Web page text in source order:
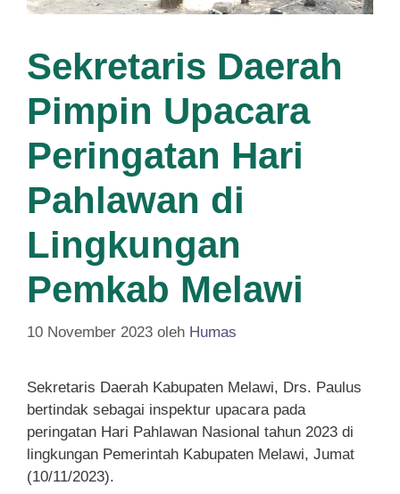
Sekretaris Daerah
Pimpin Upacara
Peringatan Hari
Pahlawan di
Lingkungan
Pemkab Melawi
10 November 2023 oleh Humas
Sekretaris Daerah Kabupaten Melawi, Drs. Paulus
bertindak sebagai inspektur upacara pada
peringatan Hari Pahlawan Nasional tahun 2023 di
lingkungan Pemerintah Kabupaten Melawi, Jumat
(10/11/2023).